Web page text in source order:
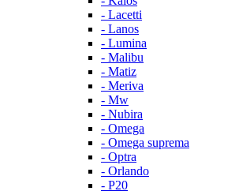
- Lacetti
- Lanos
- Lumina
- Malibu
- Matiz
- Meriva
- Mw
- Nubira
- Omega
- Omega suprema
- Optra
- Orlando
- P20